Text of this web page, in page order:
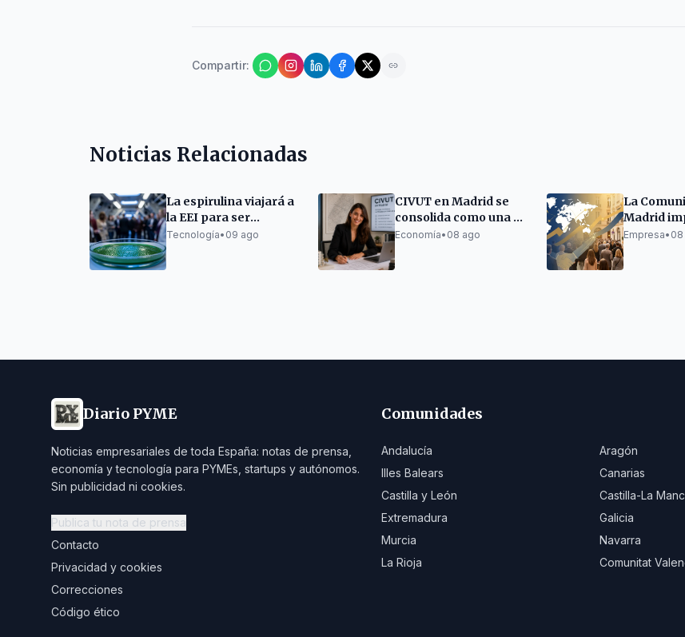
Compartir:
Noticias Relacionadas
La espirulina viajará a
la EEI para ser
cultivada en
Tecnología• 09 ago
CIVUT en Madrid se
consolida como una de
las empresas de
Economía• 08 ago
La
Madrid
Empresa• 08
Diario PYME
Noticias empresariales de toda España: notas de prensa,
economía y tecnología para PYMEs, startups y autónomos.
Sin publicidad ni cookies.
Publica tu nota de prensa
Contacto
Privacidad y cookies
Correcciones
Código ético
Comunidades
Andalucía Aragón
Illes Balears
Canarias
Castilla y León
Castilla-La
Extremadura
Galicia
Murcia
Navarra
La Rioja
Comunitat